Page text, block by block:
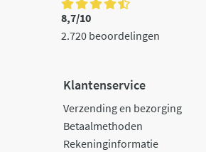
8,7/10
2.720 beoordelingen
Klantenservice
Verzending en bezorging
Betaalmethoden
Rekeninginformatie